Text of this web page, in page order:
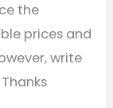
the
prices and
write